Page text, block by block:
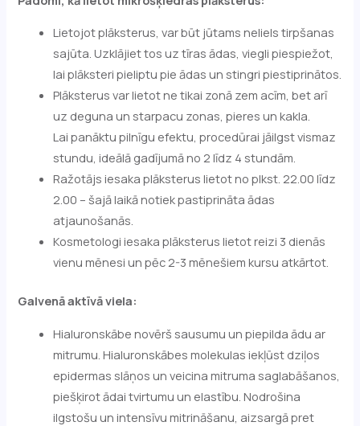
Lietojot plāksterus, var būt jūtams neliels tirpšanas
sajūta. Uzklājiet tos uz tīras ādas, viegli piespiežot,
lai plāksteri pieliptu pie ādas un stingri piestiprinātos.
Plāksterus var lietot ne tikai zonā zem acīm, bet arī
uz deguna un starpacu zonas, pieres un kakla.
Lai panāktu pilnīgu efektu, procedūrai jāilgst vismaz
stundu, ideālā gadījumā no 2 līdz 4 stundām.
Ražotājs iesaka plāksterus lietot no plkst. 22.00 līdz
2.00 – šajā laikā notiek pastiprināta ādas
atjaunošanās.
Kosmetologi iesaka plāksterus lietot reizi 3 dienās
vienu mēnesi un pēc 2-3 mēnešiem kursu atkārtot.
Galvenā aktīvā viela:
Hialuronskābe novērš sausumu un piepilda ādu ar
mitrumu. Hialuronskābes molekulas iekļūst dziļos
epidermas slāņos un veicina mitruma saglabāšanos,
piešķirot ādai tvirtumu un elastību. Nodrošina
ilgstošu un intensīvu mitrināšanu, aizsargā pret